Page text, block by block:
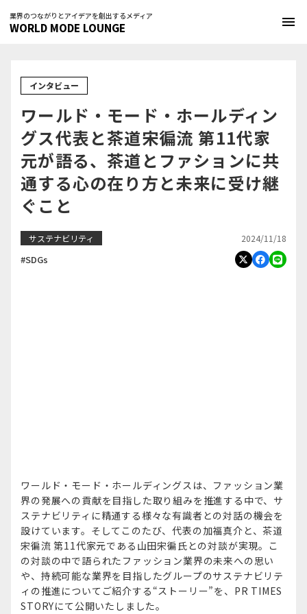
業界のつながりとアイデアを創出するメディア
WORLD MODE LOUNGE menu
インタビュー
ワールド・モード・ホールディン
グス代表と茶道宋徧流 第11代家
元が語る、茶道とファションに共
通する心の在り方と未来に受け継
ぐこと
サステナビリティ 2024/11/18
#SDGs
ワールド・モード・ホールディングスは、ファッション業
界の発展への貢献を目指した取り組みを推進する中で、サ
ステナビリティに精通する様々な有識者との対話の機会を
設けています。そしてこのたび、代表の加福真介と、茶道
宋徧流 第11代家元である山田宋徧氏との対談が実現。こ
の対談の中で語られたファッション業界の未来への思い
や、持続可能な業界を目指したグループのサステナビリテ
ィの推進についてご紹介する“ストーリー”を、PR TIMES
STORYにて公開いたしました。